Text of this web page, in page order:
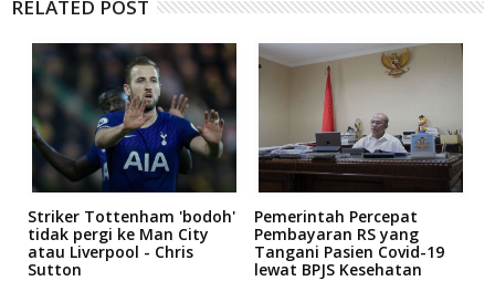
RELATED POST
Striker Tottenham 'bodoh'
tidak pergi ke Man City
atau Liverpool - Chris
Sutton
Pemerintah Percepat
Pembayaran RS yang
Tangani Pasien Covid-19
lewat BPJS Kesehatan